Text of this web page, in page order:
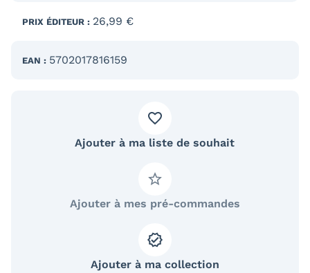
PRIX ÉDITEUR : 26,99 €
EAN : 5702017816159
Ajouter à ma liste de souhait
Ajouter à mes pré-commandes
Ajouter à ma collection